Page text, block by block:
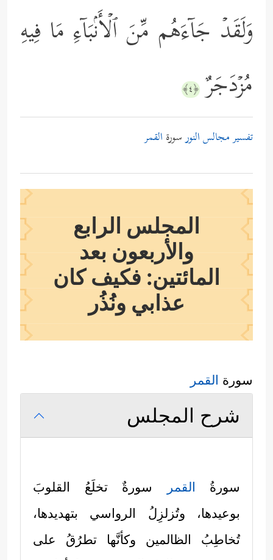
وَلَقَدۡ جَاۤءَهُم مِّنَ ٱلۡأَنۢبَاۤءِ مَا فِیهِ
مُزۡدَجَرٌ ﴿٤﴾
تفسير مجالس النورسورة القمر
المجلس الرابع
والأربعون بعد
المائتين: فكيف كان
عذابي ونُذُر
سورة القمر
شرح المجلس
سورةُ القمر
سورةٌ تخلَعُ القلوبَ
بوعيدها، وتُزلزِلُ الرواسي بتهديدها،
تُخاطِبُ الظالمين وكأنَّها تطرُقُ على